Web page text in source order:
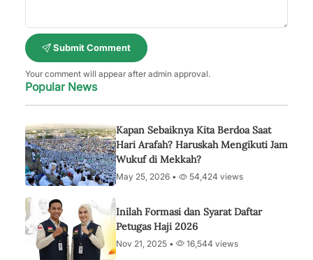
Submit Comment
Your comment will appear after admin approval.
Popular News
Kapan Sebaiknya Kita Berdoa Saat
Hari Arafah? Haruskah Mengikuti Jam
Wukuf di Mekkah?
May 25, 2026 • 54,424 views
Inilah Formasi dan Syarat Daftar
Petugas Haji 2026
Nov 21, 2025 • 16,544 views